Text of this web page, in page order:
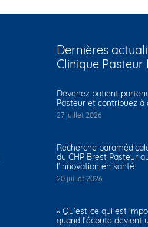
Dernières
Clinique
Devenez patient
Pasteur et contribuez à
27 juillet 2026
Recherche
du CHP Brest Pasteur
l’innovation en santé
20 juillet 2026
« Qu’est-ce qui est
quand l’écoute devient